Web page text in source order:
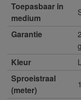
Toepasbaar in
medium
Garantie
Kleur
Sproeistraal
(meter)